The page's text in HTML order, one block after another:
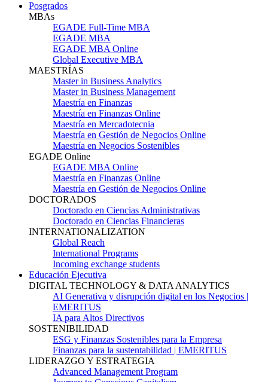
Posgrados
MBAs
EGADE Full-Time MBA
EGADE MBA
EGADE MBA Online
Global Executive MBA
MAESTRÍAS
Master in Business Analytics
Master in Business Management
Maestría en Finanzas
Maestría en Finanzas Online
Maestría en Mercadotecnia
Maestría en Gestión de Negocios Online
Maestría en Negocios Sostenibles
EGADE Online
EGADE MBA Online
Maestría en Finanzas Online
Maestría en Gestión de Negocios Online
DOCTORADOS
Doctorado en Ciencias Administrativas
Doctorado en Ciencias Financieras
INTERNATIONALIZATION
Global Reach
International Programs
Incoming exchange students
Educación Ejecutiva
DIGITAL TECHNOLOGY & DATA ANALYTICS
AI Generativa y disrupción digital en los Negocios |
EMERITUS
IA para Altos Directivos
SOSTENIBILIDAD
ESG y Finanzas Sostenibles para la Empresa
Finanzas para la sustentabilidad | EMERITUS
LIDERAZGO Y ESTRATEGIA
Advanced Management Program